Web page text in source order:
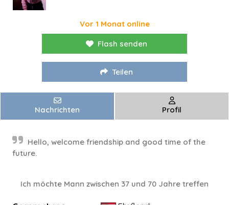
Vor 1 Monat online
Flash senden
Teilen
Nachrichten Profil
Hello, welcome friendship and good time of the
future.
Ich möchte Mann zwischen 37 und 70 Jahre treffen